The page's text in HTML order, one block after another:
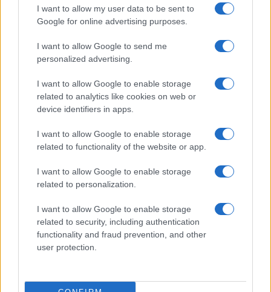
I want to allow my user data to be sent to
Google for online advertising purposes.
I want to allow Google to send me
personalized advertising.
I want to allow Google to enable storage
related to analytics like cookies on web or
device identifiers in apps.
I want to allow Google to enable storage
related to functionality of the website or app.
I want to allow Google to enable storage
related to personalization.
I want to allow Google to enable storage
related to security, including authentication
functionality and fraud prevention, and other
user protection.
Brandnyúl mini disco
Ilyen még nem volt: most a gyerkőcök bulizhatnak a Káptalan
Helyi hírek
A világon évente mintegy 25 millió tonna őszibarack terem, Kína
- csaknem 17 millió tonnával - messze a legnagyobb termelő.
A teliholdas erdőfürdő különleges lehetőség arra, hogy
megtapasztald a természet egy másik arcát. Ahogy sötétedik, a
látásunk háttérbe húzódik, és a többi érzékszervünk egyre
éberebbé válik. Felerősödnek a hangok, az illatok, a tapintás